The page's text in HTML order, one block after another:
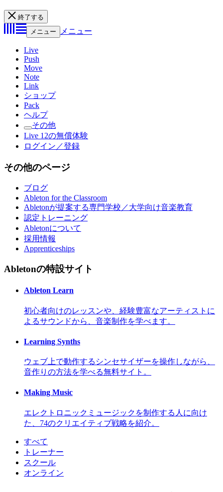
終了する
メニュー
メニュー
Live
Push
Move
Note
Link
ショップ
Pack
ヘルプ
その他
Live 12の無償体験
ログイン／登録
その他のページ
ブログ
Ableton for the Classroom
Abletonが提案する専門学校／大学向け音楽教育
認定トレーニング
Abletonについて
採用情報
Apprenticeships
Abletonの特設サイト
Ableton Learn
初心者向けのレッスンや、経験豊富なアーティストに
よるサウンドから、音楽制作を学べます。
Learning Synths
ウェブ上で動作するシンセサイザーを操作しながら、
音作りの方法を学べる無料サイト。
Making Music
エレクトロニックミュージックを制作する人に向け
た、74のクリエイティブ戦略を紹介。
すべて
トレーナー
スクール
オンライン